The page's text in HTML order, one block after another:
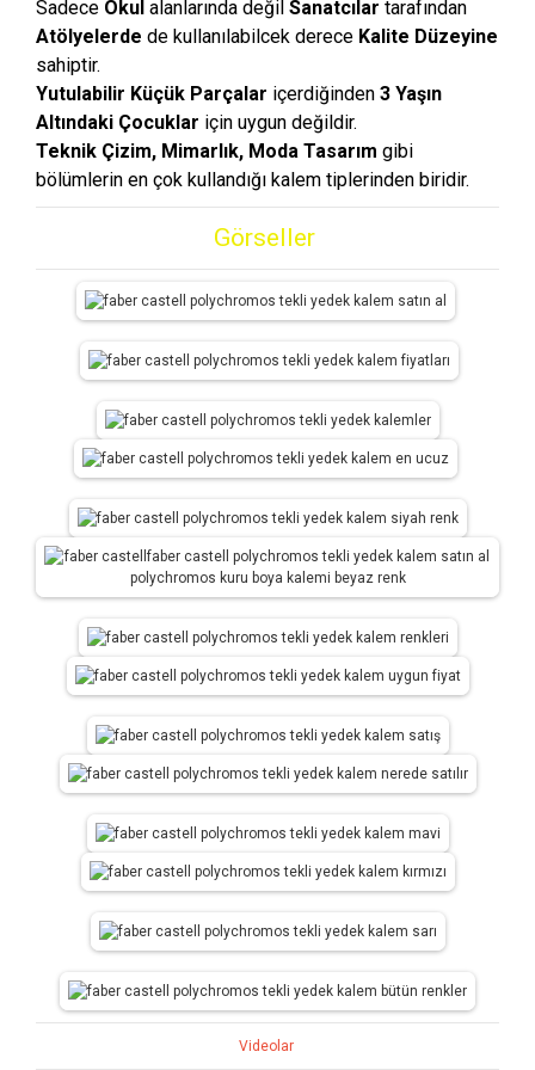
Sadece Okul alanlarında değil Sanatcılar tarafından
Atölyelerde de kullanılabilcek derece Kalite Düzeyine
sahiptir.
Yutulabilir Küçük Parçalar içerdiğinden 3 Yaşın
Altındaki Çocuklar için uygun değildir.
Teknik Çizim, Mimarlık, Moda Tasarım gibi
bölümlerin en çok kullandığı kalem tiplerinden biridir.
Görseller
Videolar